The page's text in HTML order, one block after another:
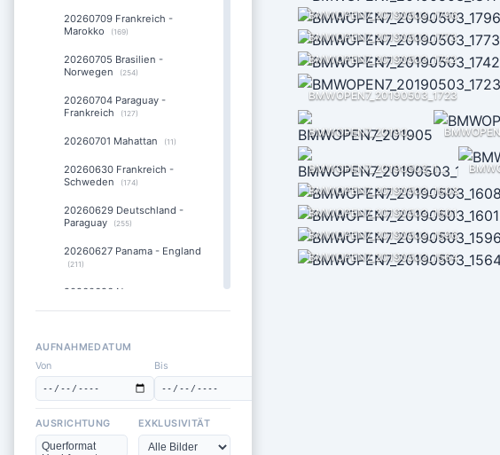
20260709 Frankreich -
Marokko
(169)
20260705 Brasilien -
Norwegen
(254)
20260704 Paraguay -
Frankreich
(127)
20260701 Mahattan (11)
20260630 Frankreich -
Schweden
(174)
20260629 Deutschland -
Paraguay
(255)
20260627 Panama - England
(211)
20260626 Norwegen -
Deutschland
20260624 Deutsche Fans
am Times Square
(17)
(195)
AUFNAHMEDATUM
Von
Bis
AUSRICHTUNG EXKLUSIVITÄT
BMWOPEN7_20190503_1796
BMWOPEN7_20190503_1773
BMWOPEN7_20190503_1742
BMWOPEN7_20190503_1723
BMWOPEN7_20190503_1700
BMWOPEN7_20190503_1618
BMWOPEN7_20190503_1608
BMWOPEN7_20190503_1601
BMWOPEN7_20190503_1596
BMWOPEN7_20190503_1564